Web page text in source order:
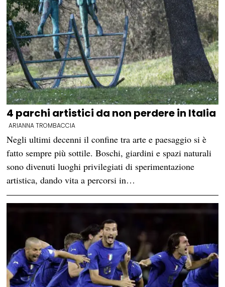
4 parchi artistici da non perdere in Italia
ARIANNA TROMBACCIA
Negli ultimi decenni il confine tra arte e paesaggio si è
fatto sempre più sottile. Boschi, giardini e spazi naturali
sono divenuti luoghi privilegiati di sperimentazione
artistica, dando vita a percorsi in…